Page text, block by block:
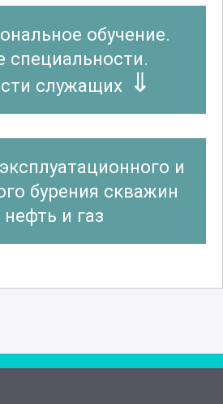
обучение.
специальности.
служащих
и
бурения скважин
нефть и газ